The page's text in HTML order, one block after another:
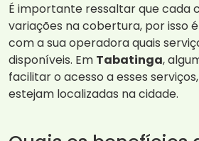
É importante ressaltar que cada
variações na cobertura, por isso
com a sua operadora quais
disponíveis. Em Tabatinga,
facilitar o acesso a esses
estejam localizadas na cidade.